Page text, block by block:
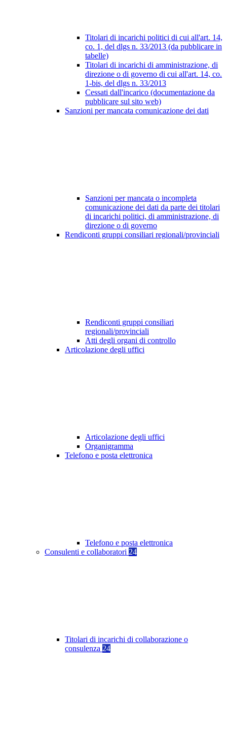
Titolari di incarichi politici di cui all'art. 14,
co. 1, del dlgs n. 33/2013 (da pubblicare in
tabelle)
Titolari di incarichi di amministrazione, di
direzione o di governo di cui all'art. 14, co.
1-bis, del dlgs n. 33/2013
Cessati dall'incarico (documentazione da
pubblicare sul sito web)
Sanzioni per mancata comunicazione dei dati
Sanzioni per mancata o incompleta
comunicazione dei dati da parte dei titolari
di incarichi politici, di amministrazione, di
direzione o di governo
Rendiconti gruppi consiliari regionali/provinciali
Rendiconti gruppi consiliari
regionali/provinciali
Atti degli organi di controllo
Articolazione degli uffici
Articolazione degli uffici
Organigramma
Telefono e posta elettronica
Telefono e posta elettronica
Consulenti e collaboratori 24
Titolari di incarichi di collaborazione o
consulenza 24